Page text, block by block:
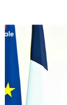
A
t
t
a